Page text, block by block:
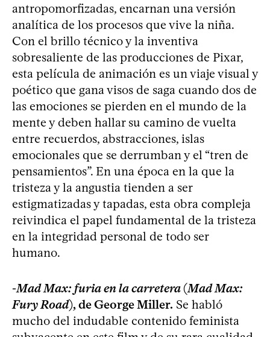
antropomorfizadas, encarnan una versión
analítica de los procesos que vive la niña.
Con el brillo técnico y la inventiva
sobresaliente de las producciones de Pixar,
esta película de animación es un viaje visual y
poético que gana visos de saga cuando dos de
las emociones se pierden en el mundo de la
mente y deben hallar su camino de vuelta
entre recuerdos, abstracciones, islas
emocionales que se derrumban y el “tren de
pensamientos”. En una época en la que la
tristeza y la angustia tienden a ser
estigmatizadas y tapadas, esta obra compleja
reivindica el papel fundamental de la tristeza
en la integridad personal de todo ser
humano.
-Mad Max: furia en la carretera(Mad Max:
Fury Road), de George Miller. Se habló
mucho del indudable contenido feminista